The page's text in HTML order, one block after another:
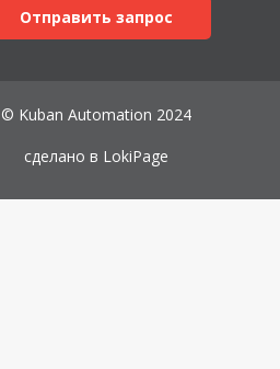
Отправить запрос
© Kuban Automation 2024
сделано в LokiPage